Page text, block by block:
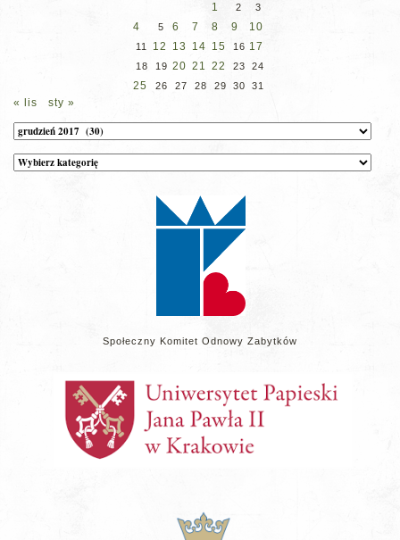
1 2 3
4 5 6 7 8 9 10
11 12 13 14 15 16 17
18 19 20 21 22 23 24
25 26 27 28 29 30 31
« lis sty »
Archiwum
Kategorie
wpisów
Społeczny Komitet Odnowy Zabytków